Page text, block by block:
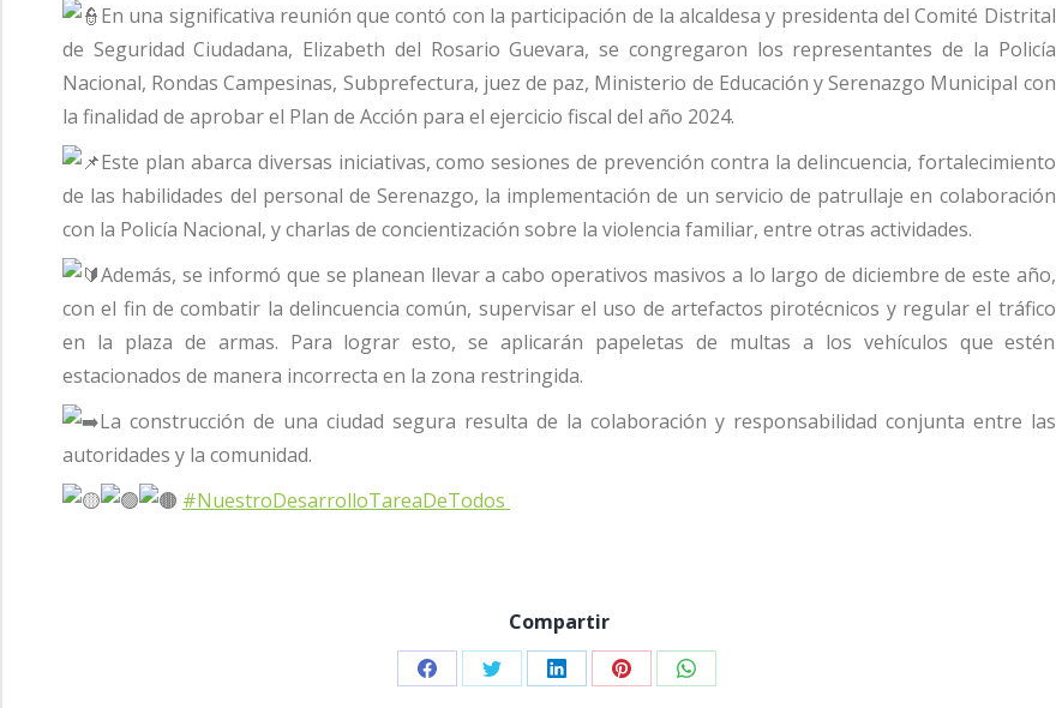
En una significativa reunión que contó con la participación de la alcaldesa y presidenta del Comité Distrital
de Seguridad Ciudadana, Elizabeth del Rosario Guevara, se congregaron los representantes de la Policía
Nacional, Rondas Campesinas, Subprefectura, juez de paz, Ministerio de Educación y Serenazgo Municipal con
la finalidad de aprobar el Plan de Acción para el ejercicio fiscal del año 2024.
Este plan abarca diversas iniciativas, como sesiones de prevención contra la delincuencia, fortalecimiento
de las habilidades del personal de Serenazgo, la implementación de un servicio de patrullaje en colaboración
con la Policía Nacional, y charlas de concientización sobre la violencia familiar, entre otras actividades.
Además, se informó que se planean llevar a cabo operativos masivos a lo largo de diciembre de este año,
con el fin de combatir la delincuencia común, supervisar el uso de artefactos pirotécnicos y regular el tráfico
en la plaza de armas. Para lograr esto, se aplicarán papeletas de multas a los vehículos que estén
estacionados de manera incorrecta en la zona restringida.
La construcción de una ciudad segura resulta de la colaboración y responsabilidad conjunta entre las
autoridades y la comunidad.
#NuestroDesarrolloTareaDeTodos
Compartir
Share Share Share Share Share